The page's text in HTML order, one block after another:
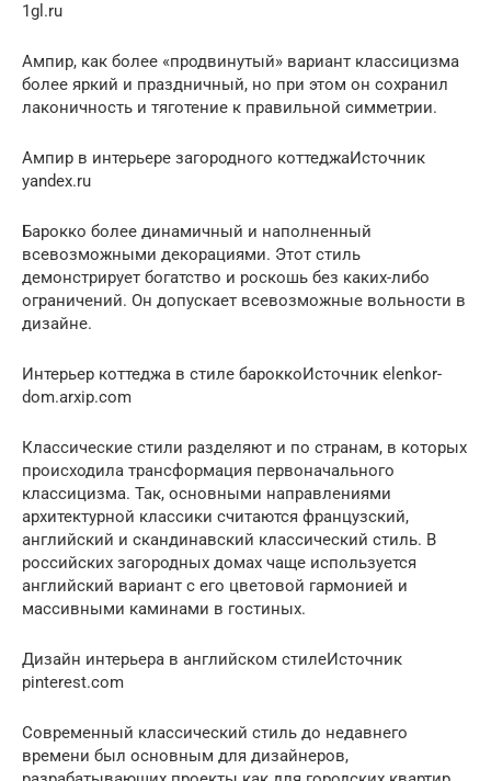
1gl.ru
Ампир, как более «продвинутый» вариант классицизма
более яркий и праздничный, но при этом он сохранил
лаконичность и тяготение к правильной симметрии.
Ампир в интерьере загородного коттеджаИсточник
yandex.ru
Барокко более динамичный и наполненный
всевозможными декорациями. Этот стиль
демонстрирует богатство и роскошь без каких-либо
ограничений. Он допускает всевозможные вольности в
дизайне.
Интерьер коттеджа в стиле бароккоИсточник elenkor-
dom.arxip.com
Классические стили разделяют и по странам, в которых
происходила трансформация первоначального
классицизма. Так, основными направлениями
архитектурной классики считаются французский,
английский и скандинавский классический стиль. В
российских загородных домах чаще используется
английский вариант с его цветовой гармонией и
массивными каминами в гостиных.
Дизайн интерьера в английском стилеИсточник
pinterest.com
Современный классический стиль до недавнего
времени был основным для дизайнеров,